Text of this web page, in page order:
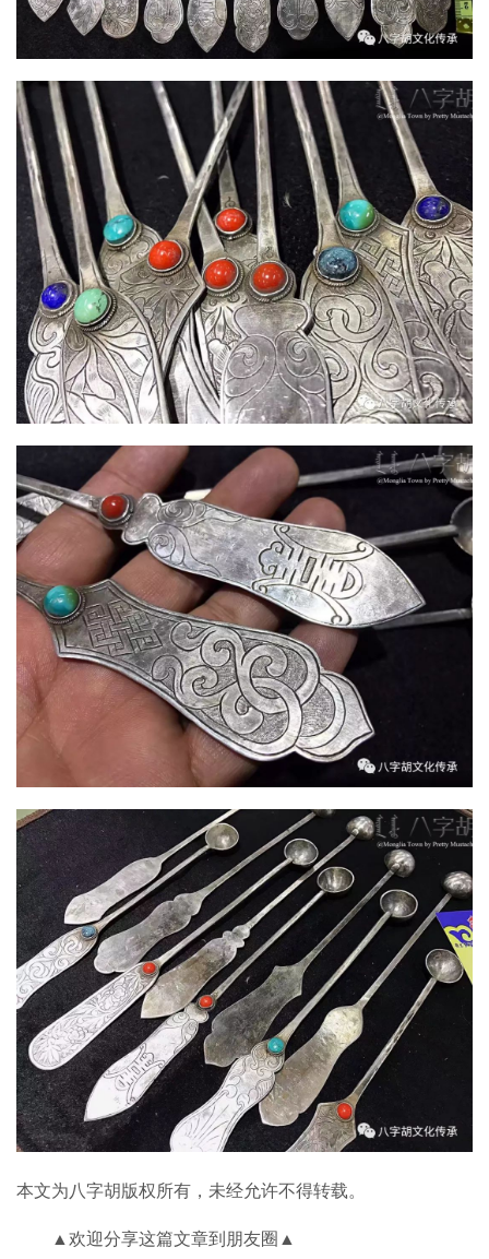
本文为八字胡版权所有，未经允许不得转载。
▲欢迎分享这篇文章到朋友圈▲